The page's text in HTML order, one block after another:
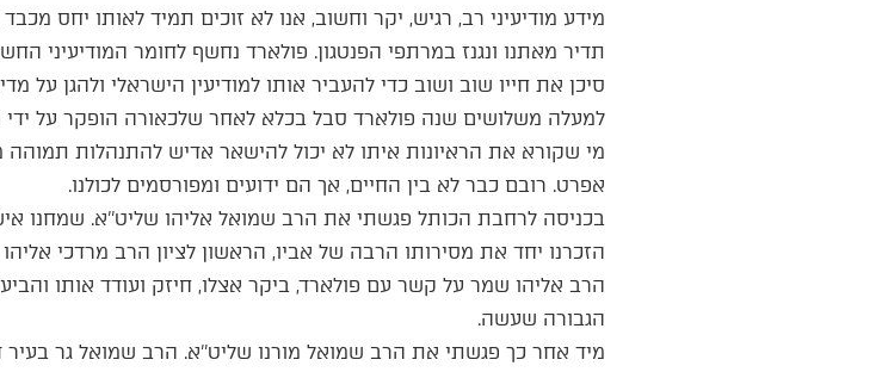
מידע מודיעיני רב, רגיש, יקר וחשוב, אנו לא זוכים תמיד לאותו יחס
תדיר מאתנו ונגנז במרתפי הפנטגון. פולארד נחשף לחומר המודיעיני
סיכן את חייו שוב ושוב כדי להעביר אותו למודיעין הישראלי ולהגן על
למעלה משלושים שנה פולארד סבל בכלא לאחר שלכאורה הופקר על ידי
מי שקורא את הראיונות איתו לא יכול להישאר אדיש להתנהלות
אפרט. רובם כבר לא בין החיים, אך הם ידועים ומפורסמים לכולנו.
בכניסה לרחבת הכותל פגשתי את הרב שמואל אליהו שליט’’א. שמחנו
הזכרנו יחד את מסירותו הרבה של אביו, הראשון לציון הרב מרדכי
הרב אליהו שמר על קשר עם פולארד, ביקר אצלו, חיזק ועודד אותו
הגבורה שעשה.
מיד אחר כך פגשתי את הרב שמואל מורנו שליט’’א. הרב שמואל גר